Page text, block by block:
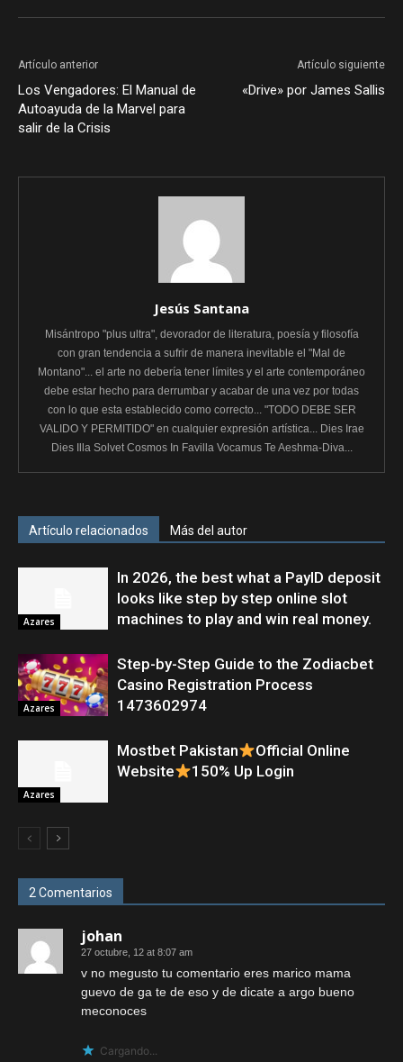
Artículo anterior
Los Vengadores: El Manual de
Autoayuda de la Marvel para
salir de la Crisis
Artículo siguiente
«Drive» por James Sallis
Jesús Santana
Misántropo "plus ultra", devorador de literatura, poesía y filosofía
con gran tendencia a sufrir de manera inevitable el "Mal de
Montano"... el arte no debería tener límites y el arte contemporáneo
debe estar hecho para derrumbar y acabar de una vez por todas
con lo que esta establecido como correcto... "TODO DEBE SER
VALIDO Y PERMITIDO" en cualquier expresión artística... Dies Irae
Dies Illa Solvet Cosmos In Favilla Vocamus Te Aeshma-Diva...
Artículo relacionados Más del autor
Azares
In 2026, the best what a PayID deposit
looks like step by step online slot
machines to play and win real money.
Azares
Step-by-Step Guide to the Zodiacbet
Casino Registration Process
1473602974
Azares
Mostbet Pakistan
Official Online
Website
150% Up Login
2 Comentarios
johan
27 octubre, 12 at 8:07 am
v no megusto tu comentario eres marico mama
guevo de ga te de eso y de dicate a argo bueno
meconoces
Cargando...